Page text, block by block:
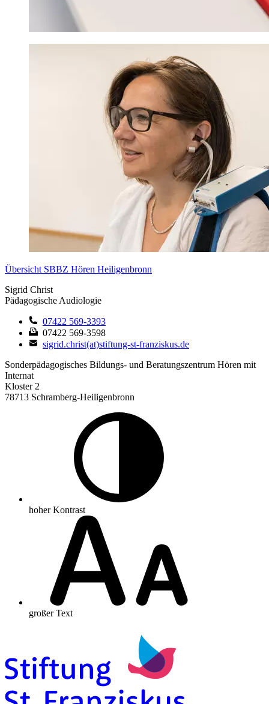
Übersicht SBBZ Hören Heiligenbronn
Sigrid Christ
Pädagogische Audiologie
07422 569-3393
07422 569-3598
sigrid.christ(at)stiftung-st-franziskus.de
Sonderpädagogisches Bildungs- und Beratungszentrum Hören mit
Internat
Kloster 2
78713 Schramberg-Heiligenbronn
hoher Kontrast
großer Text